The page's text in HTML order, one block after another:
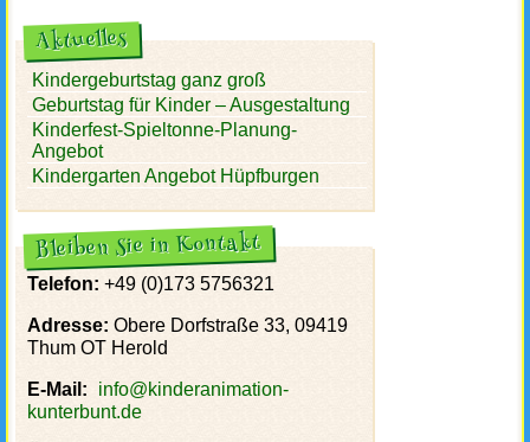
Aktuelles
Kindergeburtstag ganz groß
Geburtstag für Kinder – Ausgestaltung
Kinderfest-Spieltonne-Planung-
Angebot
Kindergarten Angebot Hüpfburgen
Bleiben Sie in Kontakt
Telefon: +49 (0)173 5756321
Adresse: Obere Dorfstraße 33, 09419
Thum OT Herold
E-Mail:
info@kinderanimation-
kunterbunt.de